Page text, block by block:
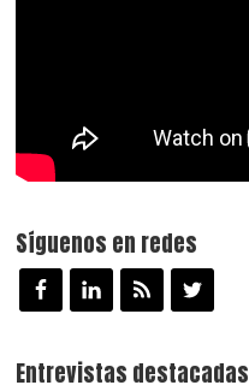
Síguenos en redes
Entrevistas destacadas